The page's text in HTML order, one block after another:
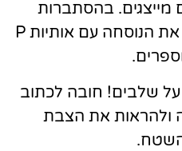
בהסתברות
מותנית, תרשמו קודם את הנוסחה עם אותיות P
על שלבים! חובה לכתוב
ולהראות את הצבת
השטח.